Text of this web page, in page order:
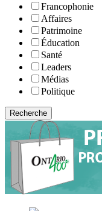
Francophonie
Affaires
Patrimoine
Éducation
Santé
Leaders
Médias
Politique